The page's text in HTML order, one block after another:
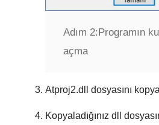
Adım 2:Programın
açma
Atproj2.dll dosyasını
Kopyaladığınız dll